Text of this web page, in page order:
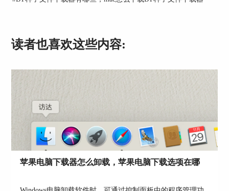
图3的iDownloader软件打开后，仅仅是支持英文语
言。对于英文不太好的人来讲，不太友好。
读者也喜欢这些内容:
苹果电脑下载器怎么卸载，苹果电脑下载选项在哪